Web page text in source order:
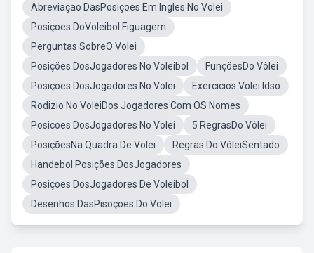
Abreviaçao DasPosiçoes Em Ingles No Volei
Posiçoes DoVoleibol Figuagem
Perguntas SobreO Volei
Posições DosJogadores No Voleibol
FunçõesDo Vôlei
Posiçoes DosJogadores No Volei
Exercicios Volei Idso
Rodizio No VoleiDos Jogadores Com OS Nomes
Posicoes DosJogadores No Volei
5 RegrasDo Vôlei
PosiçõesNa Quadra De Volei
Regras Do VôleiSentado
Handebol Posições DosJogadores
Posiçoes DosJogadores De Voleibol
Desenhos DasPisoçoes Do Volei